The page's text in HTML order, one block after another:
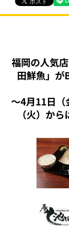
福岡の人気
田鮮魚」が
～4月11日（
（火）か